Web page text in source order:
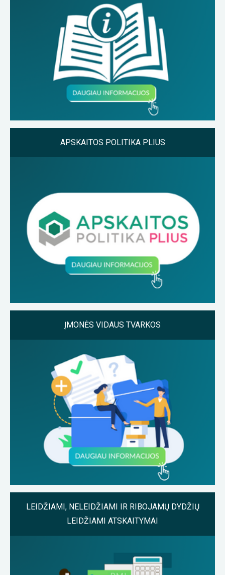
APSKAITOS POLITIKA PLIUS
ĮMONĖS VIDAUS TVARKOS
LEIDŽIAMI, NELEIDŽIAMI IR RIBOJAMŲ DYDŽIŲ
LEIDŽIAMI ATSKAITYMAI